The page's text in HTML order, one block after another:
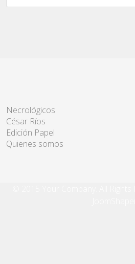
Necrológicos
César Ríos
Edición Papel
Quienes somos